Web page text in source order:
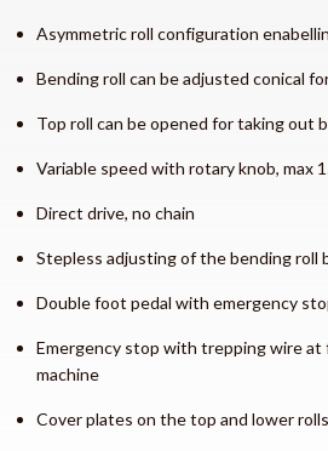
Asymmetric roll configuration
Bending roll can be adjusted conical
Top roll can be opened for taking out
Variable speed with rotary knob, max
Direct drive, no chain
Stepless adjusting of the bending roll
Double foot pedal with emergency
Emergency stop with trepping wire at
machine
Cover plates on the top and lower